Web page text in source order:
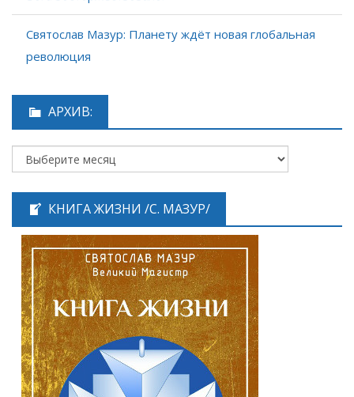
Святослав Мазур: Планету ждёт новая глобальная
революция
АРХИВ:
КНИГА ЖИЗНИ /С. МАЗУР/